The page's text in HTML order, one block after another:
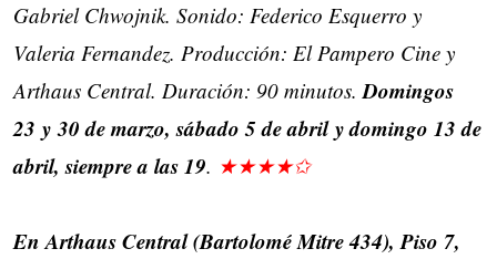
Gabriel Chwojnik. Sonido: Federico Esquerro y
Valeria Fernandez. Producción: El Pampero Cine y
Arthaus Central. Duración: 90 minutos.Domingos
23 y 30 de marzo, sábado 5 de abril y domingo 13 de
abril, siempre a las 19. ★★★★✩
En Arthaus Central (Bartolomé Mitre 434), Piso 7,